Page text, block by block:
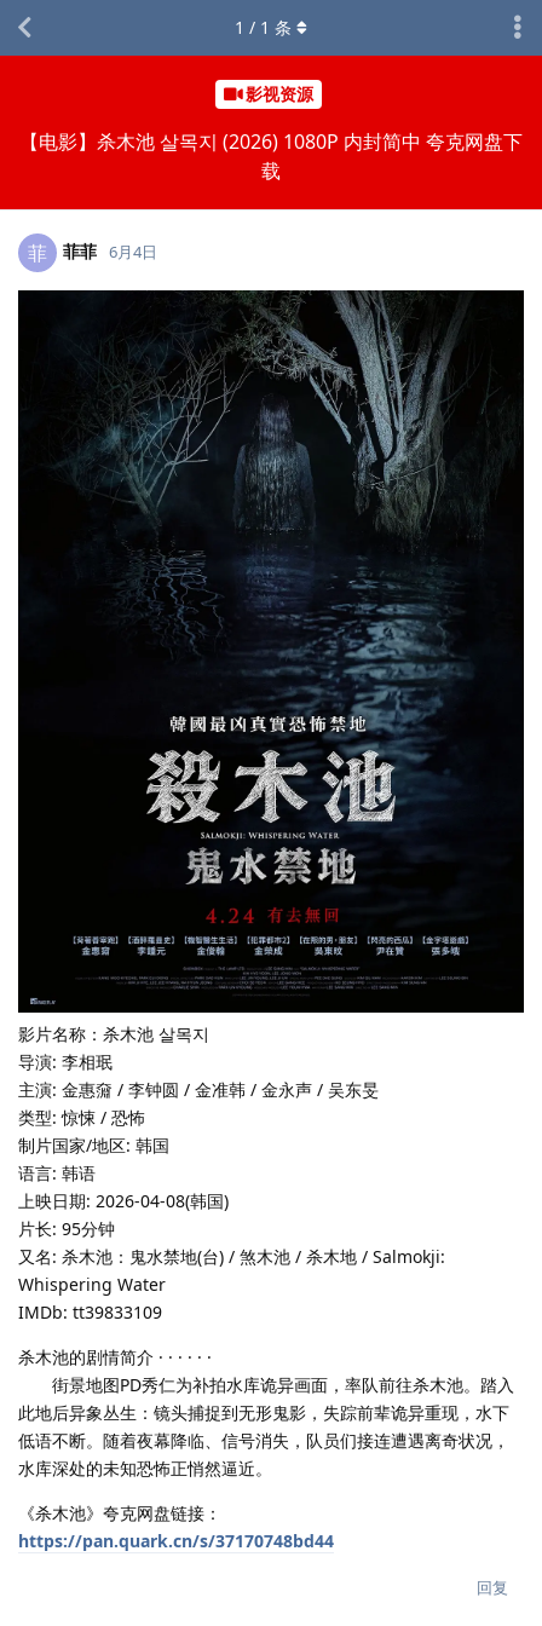
影视资源
【电影】杀木池 살목지 (2026) 1080P 内封简中 夸克网盘下
载
1 / 1 条
菲 菲菲 6月4日
影片名称：杀木池 살목지
导演: 李相珉
主演: 金惠奫 / 李钟圆 / 金准韩 / 金永声 / 吴东旻
类型: 惊悚 / 恐怖
制片国家/地区: 韩国
语言: 韩语
上映日期: 2026-04-08(韩国)
片长: 95分钟
又名: 杀木池：鬼水禁地(台) / 煞木池 / 杀木地 / Salmokji:
Whispering Water
IMDb: tt39833109
杀木池的剧情简介 · · · · · ·
街景地图PD秀仁为补拍水库诡异画面，率队前往杀木池。踏入
此地后异象丛生：镜头捕捉到无形鬼影，失踪前辈诡异重现，水下
低语不断。随着夜幕降临、信号消失，队员们接连遭遇离奇状况，
水库深处的未知恐怖正悄然逼近。
《杀木池》夸克网盘链接：
https://pan.quark.cn/s/37170748bd44
回复